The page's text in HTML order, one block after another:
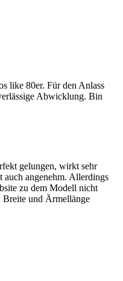
like 80er. Für den Anlass
Abwicklung. Bin
gelungen, wirkt sehr
angenehm. Allerdings
zu dem Modell nicht
Breite und Ärmellänge